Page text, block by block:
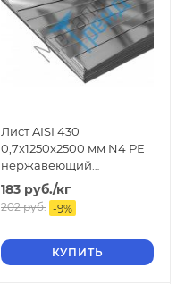
Лист AISI 430
0,7x1250x2500 мм N4 РЕ
нержавеющий
шлифованный
183 руб./кг
202руб. -9%
КУПИТЬ